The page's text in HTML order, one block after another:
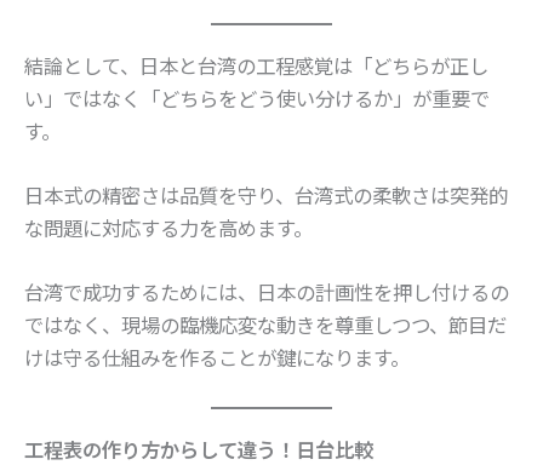
結論として、日本と台湾の工程感覚は「どちらが正し
い」ではなく「どちらをどう使い分けるか」が重要で
す。
日本式の精密さは品質を守り、台湾式の柔軟さは突発的
な問題に対応する力を高めます。
台湾で成功するためには、日本の計画性を押し付けるの
ではなく、現場の臨機応変な動きを尊重しつつ、節目だ
けは守る仕組みを作ることが鍵になります。
工程表の作り方からして違う！日台比較